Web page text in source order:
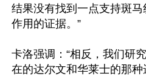
结果没有找到一点支持斑
作用的证据。”
卡洛强调：“相反，我们研
在的达尔文和华莱士的那